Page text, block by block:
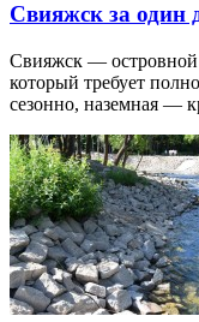
Свияжск за один
Свияжск —
который требует
сезонно, наземная —